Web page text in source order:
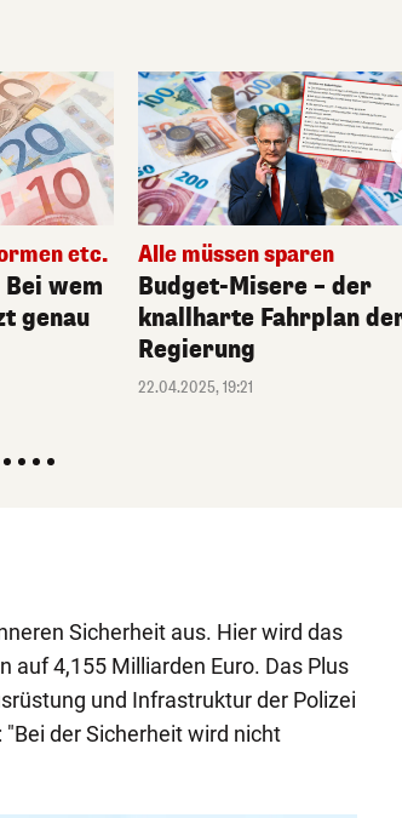
etc.
wem
genau
Alle müssen sparen
Budget-Misere – der
knallharte Fahrplan
Regierung
22.04.2025, 19:21
Sicherheit aus. Hier wird das
auf 4,155 Milliarden Euro. Das Plus
und Infrastruktur der Polizei
der Sicherheit wird nicht